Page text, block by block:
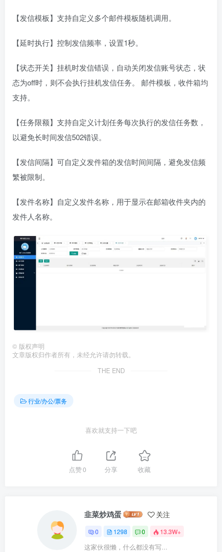
【发信模板】支持自定义多个邮件模板随机调用。
【延时执行】控制发信频率，设置1秒。
【状态开关】挂机时发信错误，自动关闭发信账号状态，状
态为off时，则不会执行挂机发信任务。 邮件模板，收件箱均
支持。
【任务限额】支持自定义计划任务每次执行的发信任务数，
以避免长时间发信502错误。
【发信间隔】可自定义发件箱的发信时间间隔，避免发信频
繁被限制。
【发件名称】自定义发件名称，用于显示在邮箱收件夹内的
发件人名称。
© 版权声明
文章版权归作者所有，未经允许请勿转载。
THE END
行业/办公/票务
喜欢就支持一下吧
点赞0 分享 收藏
韭菜炒鸡蛋 关注
0 1298 0 13.3W+
这家伙很懒，什么都没有写...